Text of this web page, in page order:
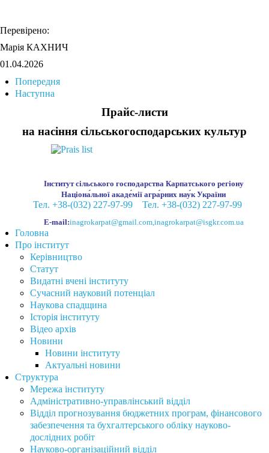
Перевірено:
Марія КАХНИЧ
01.04.2026
Попередня
Наступна
Прайс-листи
на насіння сільськогосподарських культур
Інститут сільського господарства Карпатського регіону
Націона́льної акаде́мії агра́рних нау́к України
Тел. +38-(032) 227-97-99 Тел. +38-(032) 227-97-99
E-mail:inagrokarpat@gmail.com, inagrokarpat@isgkr.com.ua
Головна
Про інститут
Керівництво
Статут
Видатні вчені інституту
Сучасний науковий потенціал
Наукова спадщина
Історія інституту
Відео архів
Новини
Новини інституту
Актуальні новини
Структура
Мережа інституту
Адміністративно-управлінський відділ
Відділ прогнозування бюджетних програм, фінансового
забезпечення та бухгалтерського обліку науково-
дослідних робіт
Науково-організаційний відділ